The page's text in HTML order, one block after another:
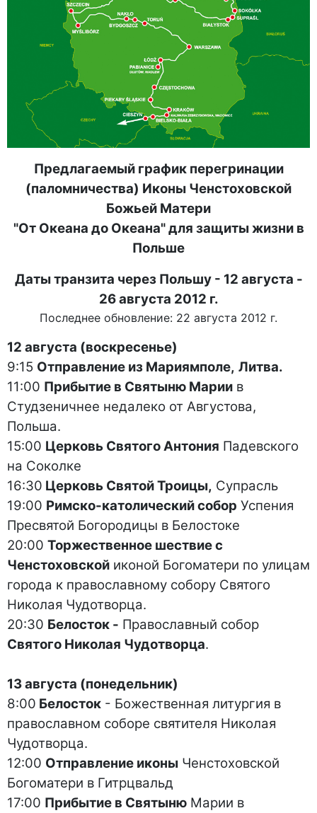
Предлагаемый график перегринации
(паломничества) Иконы Ченстоховской
Божьей Матери
"От Океана до Океана" для защиты жизни в
Польше
Даты транзита через Польшу - 12 августа -
26 августа 2012 г.
Последнее обновление: 22 августа 2012 г.
12 августа (воскресенье)
9:15 Отправление из Мариямполе, Литва.
11:00 Прибытие в Святыню Марии в
Студзеничнее недалеко от Августова,
Польша.
15:00 Церковь Святого Антония Падевского
на Соколке
16:30 Церковь Святой Троицы, Супрасль
19:00 Римско-католический собор Успения
Пресвятой Богородицы в Белостоке
20:00 Торжественное шествие с
Ченстоховской иконой Богоматери по улицам
города к православному собору Святого
Николая Чудотворца.
20:30 Белосток - Православный собор
Святого Николая Чудотворца.
13 августа (понедельник)
8:00 Белосток - Божественная литургия в
православном соборе святителя Николая
Чудотворца.
12:00 Отправление иконы Ченстоховской
Богоматери в Гитрцвальд
17:00 Прибытие в Святыню Марии в